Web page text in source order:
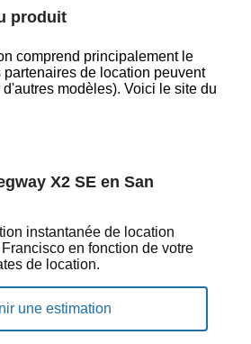
produit
comprend principalement le
de location peuvent
modèles). Voici le site du
X2 SE en San
instantanée de location
en fonction de votre
de location.